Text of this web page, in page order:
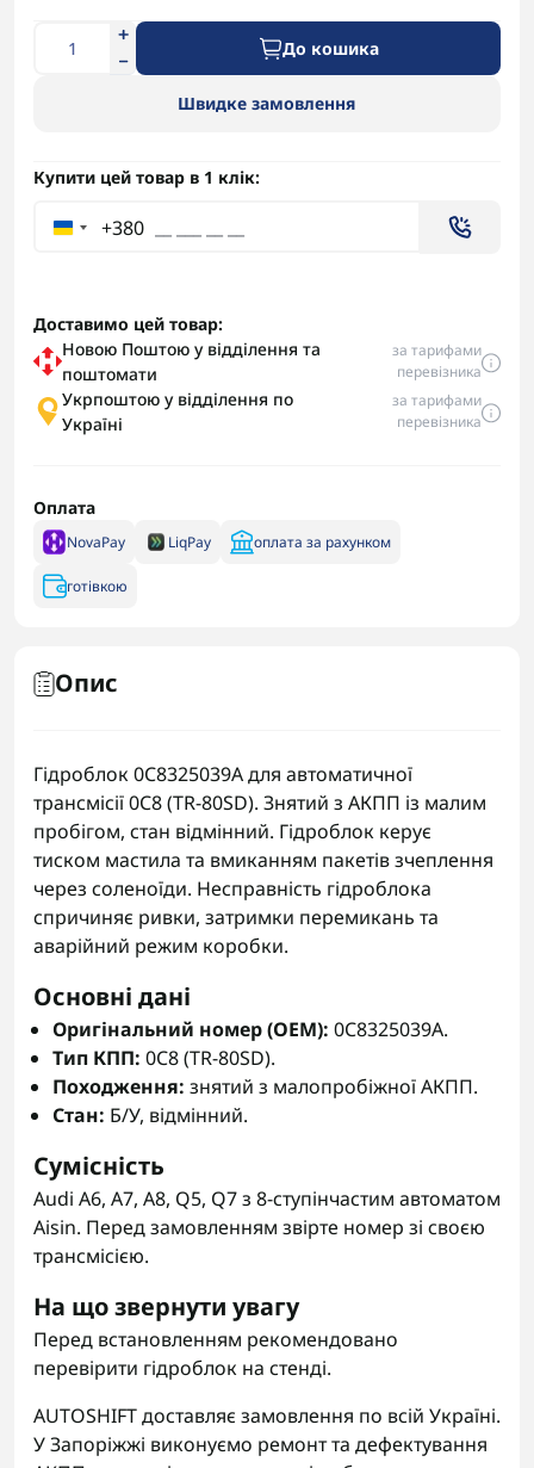
До кошика
Швидке замовлення
Купити цей товар в 1 клік:
+380
Доставимо цей товар:
Новою Поштою у відділення та
поштомати
за тарифами
перевізника
Укрпоштою у відділення по
Україні
за тарифами
перевізника
Оплата
NovaPay LiqPay оплата за рахунком
готівкою
Опис
Гідроблок 0C8325039A для автоматичної
трансмісії 0C8 (TR-80SD). Знятий з АКПП із малим
пробігом, стан відмінний. Гідроблок керує
тиском мастила та вмиканням пакетів зчеплення
через соленоїди. Несправність гідроблока
спричиняє ривки, затримки перемикань та
аварійний режим коробки.
Основні дані
Оригінальний номер (OEM): 0C8325039A.
Тип КПП: 0C8 (TR-80SD).
Походження: знятий з малопробіжної АКПП.
Стан: Б/У, відмінний.
Сумісність
Audi A6, A7, A8, Q5, Q7 з 8-ступінчастим автоматом
Aisin. Перед замовленням звірте номер зі своєю
трансмісією.
На що звернути увагу
Перед встановленням рекомендовано
перевірити гідроблок на стенді.
AUTOSHIFT доставляє замовлення по всій Україні.
У Запоріжжі виконуємо ремонт та дефектування